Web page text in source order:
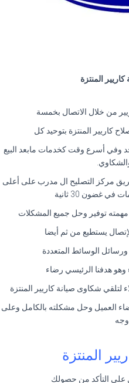
المنتزة
من خلال الاتصال بخمسة
كاريير المنتزة بتوحيد كل
وفي أسرع وقت كخدمات مابعد البيع
مركز التصليح ال مدرب على أعلى
غضون 30 ثانية
مهمته توفير وحل جميع المشكلات
يستطيع من ثم أيضا
ورسائل الوسائط المتعددة
وهو هدفنا الرئيسي رضاء
لتلقي شكاوى صيانة كاريير المنتزة
العميل وحل مشكلته بالكامل وعلى
المنتزة
علي التأكد من حصولك